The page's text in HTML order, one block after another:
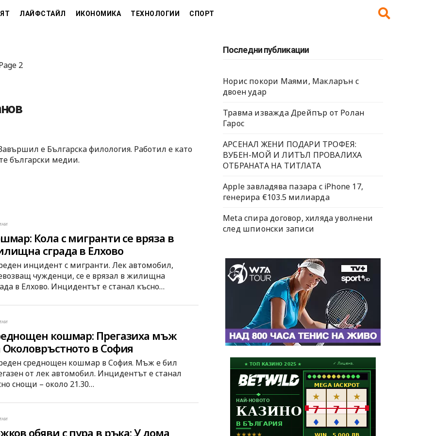
ЛАЙФСТАЙЛ ИКОНОМИКА ТЕХНОЛОГИИ СПОРТ
2
е Българска филология. Работил е като
български медии.
Кола с мигранти се вряза в
сграда в Елхово
инцидент с мигранти. Лек автомобил,
чужденци, се е врязал в жилищна
в Елхово. Инцидентът е станал късно…
кошмар: Прегазиха мъж
Околовръстното в София
среднощен кошмар в София. Мъж е бил
от лек автомобил. Инцидентът е станал
снощи – около 21.30…
обяви с пура в ръка: У дома
Последни публикации
Норис покори Маями, Макларън с
двоен удар
Травма изважда Дрейпър от Ролан
Гарос
АРСЕНАЛ ЖЕНИ ПОДАРИ ТРОФЕЯ:
ВУБЕН-МОЙ И ЛИТЪЛ ПРОВАЛИХА
ОТБРАНАТА НА ТИТЛАТА
Apple завладява пазара с iPhone 17,
генерира €103.5 милиарда
Meta спира договор, хиляда уволнени
след шпионски записи